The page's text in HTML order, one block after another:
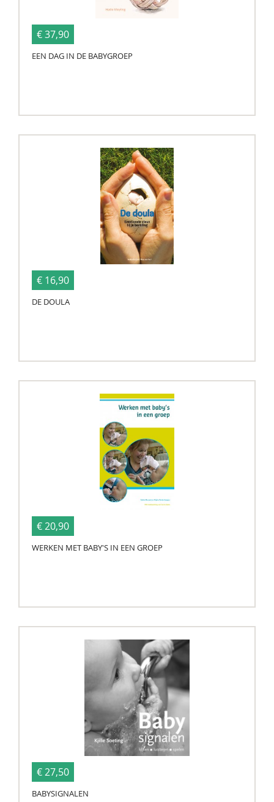
€ 37,90
EEN DAG IN DE BABYGROEP
€ 16,90
DE DOULA
€ 20,90
WERKEN MET BABY'S IN EEN GROEP
€ 27,50
BABYSIGNALEN